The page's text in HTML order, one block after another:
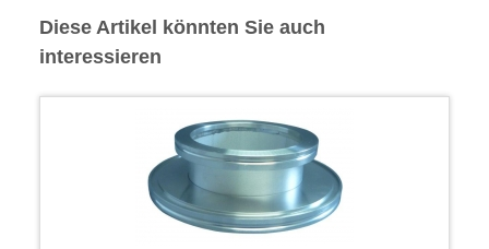
Diese Artikel könnten Sie auch
interessieren